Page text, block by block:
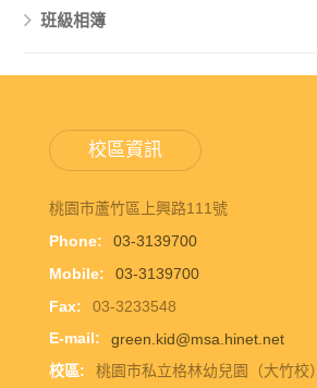
班級相簿
校區資訊
桃園市蘆竹區上興路111號
Phone:
03-3139700
Mobile:
03-3139700
Fax:
03-3233548
E-mail:
green.kid@msa.hinet.net
校區:
桃園市私立格林幼兒園（大竹校）